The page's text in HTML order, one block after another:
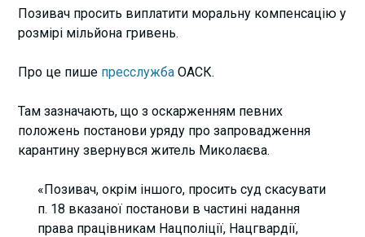
Позивач просить виплатити моральну компенсацію у
розмірі мільйона гривень.
Про це пише пресслужба ОАСК.
Там зазначають, що з оскарженням певних
положень постанови уряду про запровадження
карантину звернувся житель Миколаєва.
«Позивач, окрім іншого, просить суд скасувати
п. 18 вказаної постанови в частині надання
права працівникам Нацполіції, Нацгвардії,